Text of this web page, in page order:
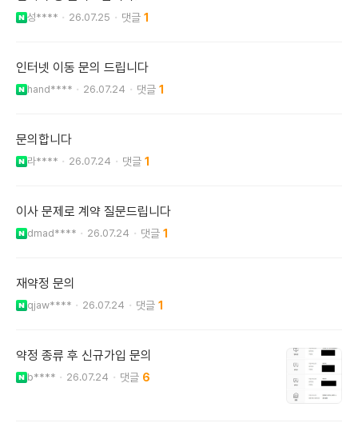
성**** 26.07.25 1
인터넷 이동 문의 드립니다
hand**** 26.07.24 1
문의합니다
라**** 26.07.24 1
이사 문제로 계약 질문드립니다
dmad**** 26.07.24 1
재약정 문의
qjaw**** 26.07.24 1
약정 종류 후 신규가입 문의
b**** 26.07.24 6